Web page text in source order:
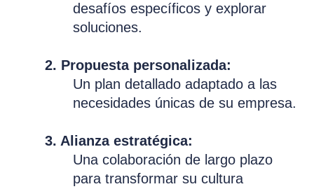
desafíos específicos y explorar
soluciones.
2. Propuesta personalizada:
Un plan detallado adaptado a las
necesidades únicas de su empresa.
3. Alianza estratégica:
Una colaboración de largo plazo
para transformar su cultura